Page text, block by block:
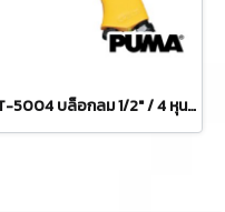
AT-5004 บล็อกลม 1/2" / 4 หุน แรงบิด 230 FTLBS ความเร็วรอบ 7000 RPM พูม่า "PUMA"